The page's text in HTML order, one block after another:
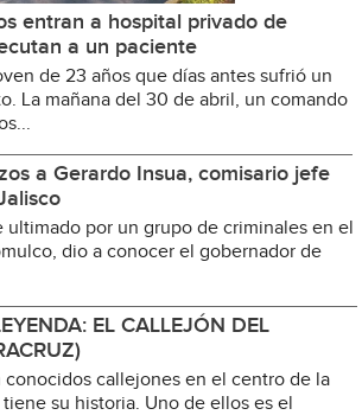
entran a hospital privado de
a un paciente
de 23 años que días antes sufrió un
La mañana del 30 de abril, un comando
a Gerardo Insua, comisario jefe
ultimado por un grupo de criminales en el
dio a conocer el gobernador de
EL CALLEJÓN DEL
conocidos callejones en el centro de la
su historia. Uno de ellos es el